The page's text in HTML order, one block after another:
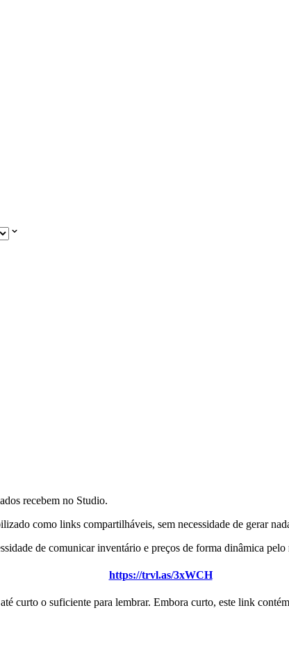
recebem no Studio.
como links compartilháveis, sem necessidade de gerar
de comunicar inventário e preços de forma dinâmica
https://trvl.as/3xWCH
curto o suficiente para lembrar. Embora curto, este link